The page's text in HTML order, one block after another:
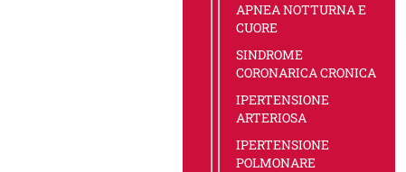
APNEA NOTTURNA E
CUORE
SINDROME
CORONARICA CRONICA
IPERTENSIONE
ARTERIOSA
IPERTENSIONE
POLMONARE